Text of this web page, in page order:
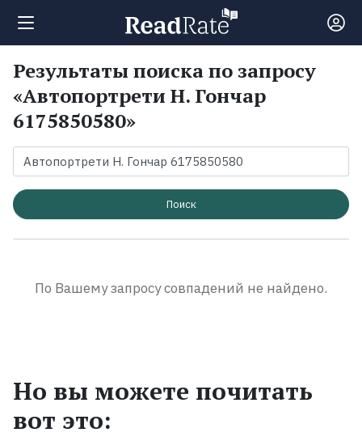
Поиск
Новости
Рейтинги
Экранизации
Результаты поиска по запросу
«Автопортрети Н. Гончар
6175850580»
Поиск
По Вашему запросу совпадений не найдено.
Но вы можете почитать
вот это: